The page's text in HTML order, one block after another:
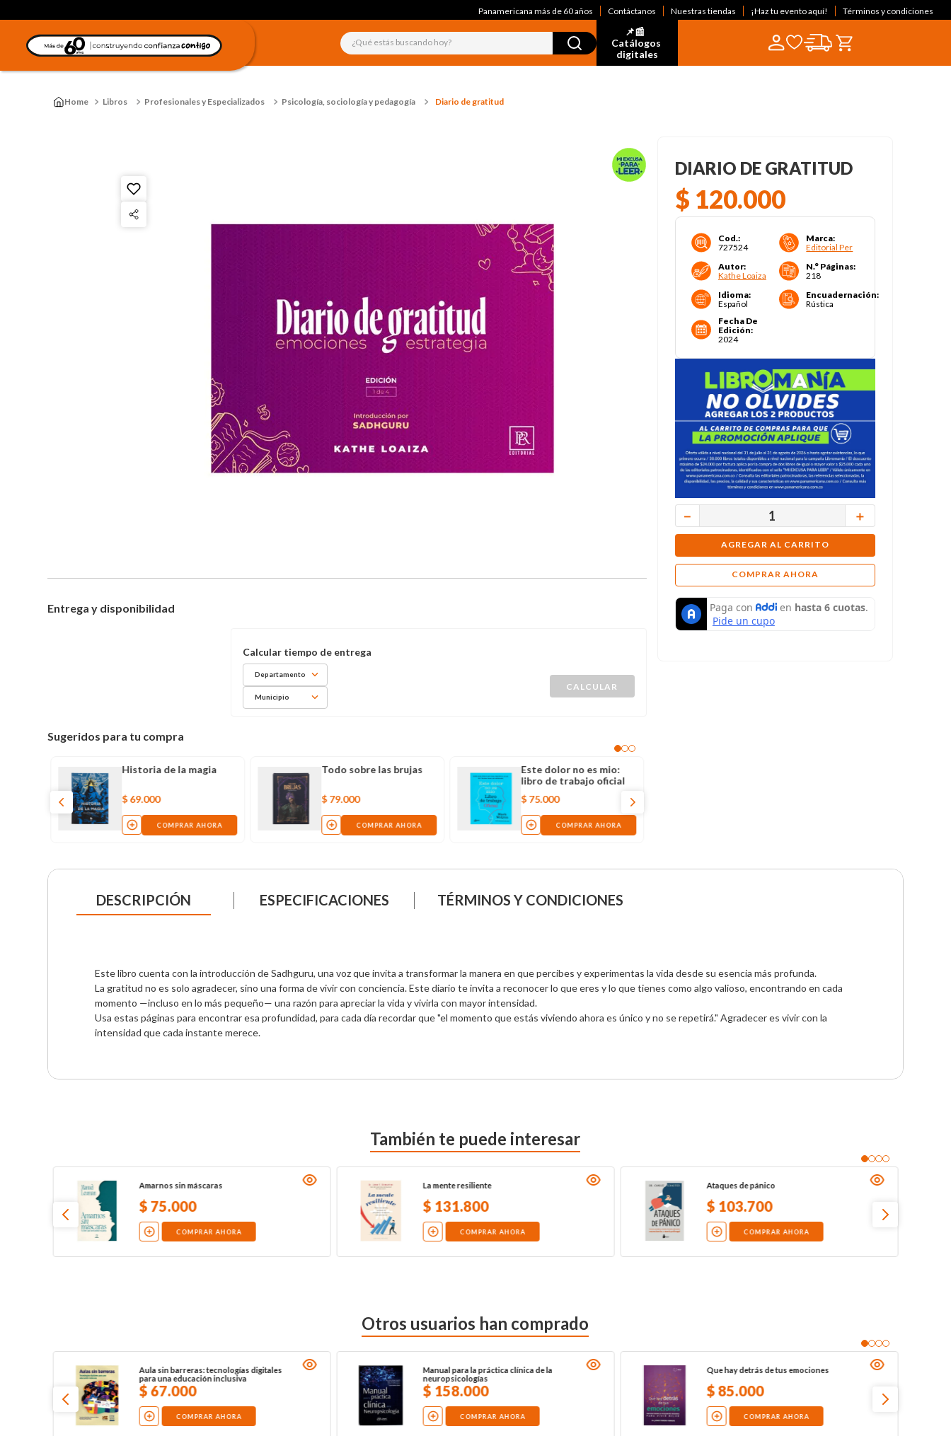
Panamericana más de 60 años Contáctanos Nuestras tiendas ¡Haz tu evento aquí! Términos y condiciones
¿Qué estás buscando hoy?
📌📰
Catálogos
digitales
Libros Profesionales y Especializados Psicología, sociología y pedagogía Diario de gratitud
Entrega y disponibilidad
Departamento
Municipio
Sugeridos para tu compra
Historia de la magia
$ 69.000
COMPRAR AHORA
Todo sobre las brujas
$ 79.000
COMPRAR AHORA
Este dolor no es mio:
libro de trabajo oficial
$ 75.000
COMPRAR AHORA
DIARIO DE GRATITUD
$ 120.000
Cod.:
727524
Marca:
Editorial Per
Autor:
Kathe Loaiza
N.° Páginas:
218
Idioma:
Español
Encuadernación:
Rústica
Fecha De
Edición:
2024
＋
－
AGREGAR AL CARRITO
COMPRAR AHORA
DESCRIPCIÓN ESPECIFICACIONES TÉRMINOS Y CONDICIONES
Este libro cuenta con la introducción de Sadhguru, una voz que invita a transformar la manera en que percibes y experimentas la vida desde su esencia más profunda.
La gratitud no es solo agradecer, sino una forma de vivir con conciencia. Este diario te invita a reconocer lo que eres y lo que tienes como algo valioso, encontrando en cada
momento —incluso en lo más pequeño— una razón para apreciar la vida y vivirla con mayor intensidad.
Usa estas páginas para encontrar esa profundidad, para cada día recordar que "el momento que estás viviendo ahora es único y no se repetirá." Agradecer es vivir con la
intensidad que cada instante merece.
También te puede interesar
Amarnos sin máscaras
$75.000
COMPRAR AHORA
La mente resiliente
$ 131.800
COMPRAR AHORA
Ataques de pánico
$ 103.700
COMPRAR AHORA
Otros usuarios han comprado
Aula sin barreras: tecnologías digitales
para una educación inclusiva
$67.000
COMPRAR AHORA
Manual para la práctica clínica de la
neuropsicologías
$ 158.000
COMPRAR AHORA
Que hay detrás de tus emociones
$85.000
COMPRAR AHORA